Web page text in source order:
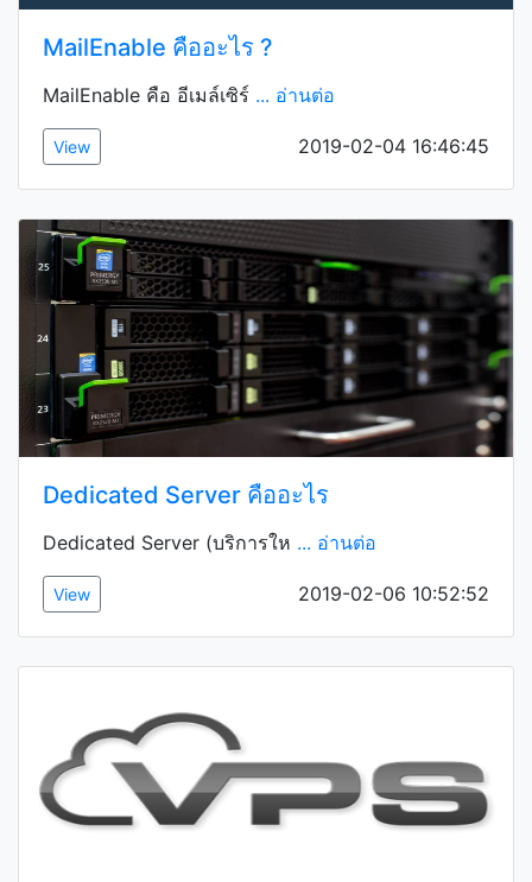
MailEnable คืออะไร ?
MailEnable คือ อีเมล์เซิร์ ... อ่านต่อ
View 2019-02-04 16:46:45
Dedicated Server คืออะไร
Dedicated Server (บริการให ... อ่านต่อ
View 2019-02-06 10:52:52